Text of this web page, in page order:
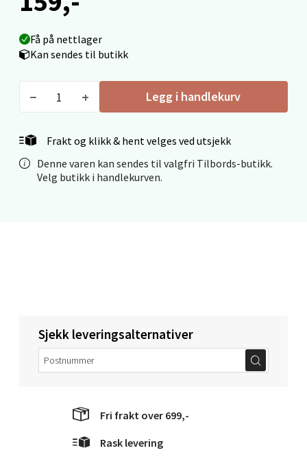
Få på nettlager
Kan sendes til butikk
Legg i handlekurv
Frakt og klikk & hent velges ved utsjekk
Denne varen kan sendes til valgfri Tilbords-butikk.
Velg butikk i handlekurven.
Sjekk leveringsalternativer
Fri frakt over 699,-
Rask levering
Fridtjof Nansensgate 22, 8622 Mo i Rana
0 i butikk
Molde - Moldetorget
Torget 1, 6413 Molde
Åpent i dag 10-18
0 i butikk